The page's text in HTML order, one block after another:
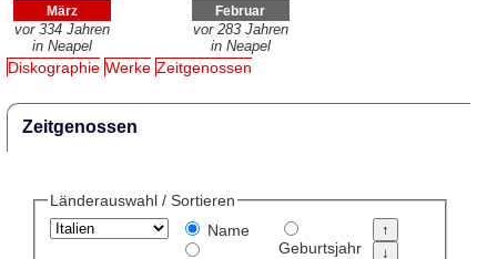
März
vor 334 Jahren
in Neapel
Februar
vor 283 Jahren
in Neapel
Diskographie Werke Zeitgenossen
Zeitgenossen
Länderauswahl / Sortieren
Name
Geburtsjahr